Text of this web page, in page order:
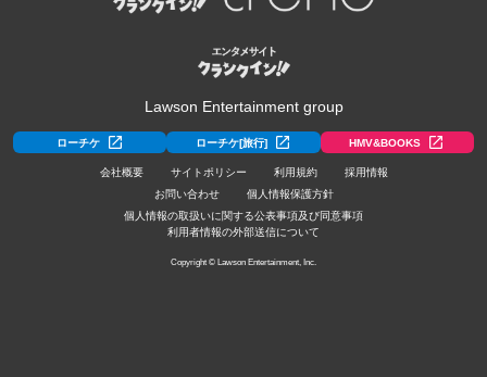
Lawson Entertainment group
ローチケ ローチケ[旅行] HMV&BOOKS
会社概要 サイトポリシー 利用規約
採用情報
お問い合わせ
個人情報保護方針
個人情報の取扱いに関する公表事項及び同意事項
利用者情報の外部送信について
Copyright © Lawson Entertainment, Inc.